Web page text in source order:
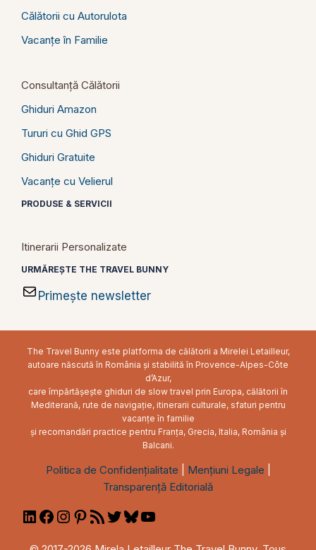
Călătorii cu Autorulota
Vacanțe în Familie
Consultanță Călătorii
Ghiduri Amazon
Tururi cu Ghid GPS
Ghiduri Gratuite
Vacanțe cu Velierul
PRODUSE & SERVICII
Itinerarii Personalizate
URMĂREȘTE THE TRAVEL BUNNY
Primește newsletter
The Travel Bunny este platforma de călătorii a Mirelei Letailleur,
autoare născută în România și stabilită în Provence-Alpes-Côte
d’Azur,
care împărtășește ghiduri de slow travel prin Europa, călătorii în
Mediterană, rute de navigație, itinerarii culturale, sfaturi pentru
vacanțe în familie
și recomandări practice pentru Franța, Grecia, Italia, România și
Balcani.
Politica de Confidențialitate Mențiuni Legale
Transparență Editorială
LinkedIn
Facebook
Instagram
Pinterest
RSSTwitterBluesky